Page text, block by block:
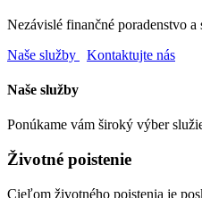
Nezávislé finančné poradenstvo
Naše služby
Kontaktujte nás
Naše služby
Ponúkame vám široký výber
Životné poistenie
Cieľom životného poistenia je